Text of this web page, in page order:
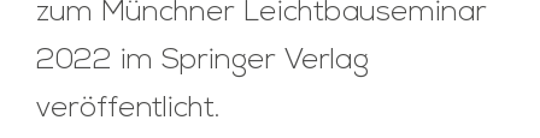
zum Münchner Leichtbauseminar
2022 im Springer Verlag
veröffentlicht.